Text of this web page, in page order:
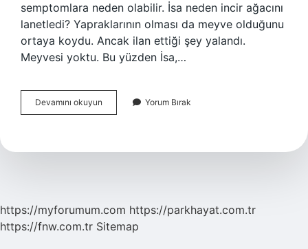
semptomlara neden olabilir. İsa neden incir ağacını
lanetledi? Yapraklarının olması da meyve olduğunu
ortaya koydu. Ancak ilan ettiği şey yalandı.
Meyvesi yoktu. Bu yüzden İsa,…
Devamını okuyun
Ağacı
Yorum Bırak
https://myforumum.com https://parkhayat.com.tr
https://fnw.com.tr Sitemap